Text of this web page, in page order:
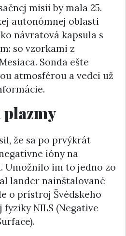
misii by mala 25.
autonómnej oblasti
návratová kapsula s
so vzorkami z
Sonda ešte
atmosférou a vedci už
plazmy
že sa po prvýkrát
ióny na
Umožnilo im to jedno zo
lander nainštalované
o prístroj Švédskeho
NILS (Negative